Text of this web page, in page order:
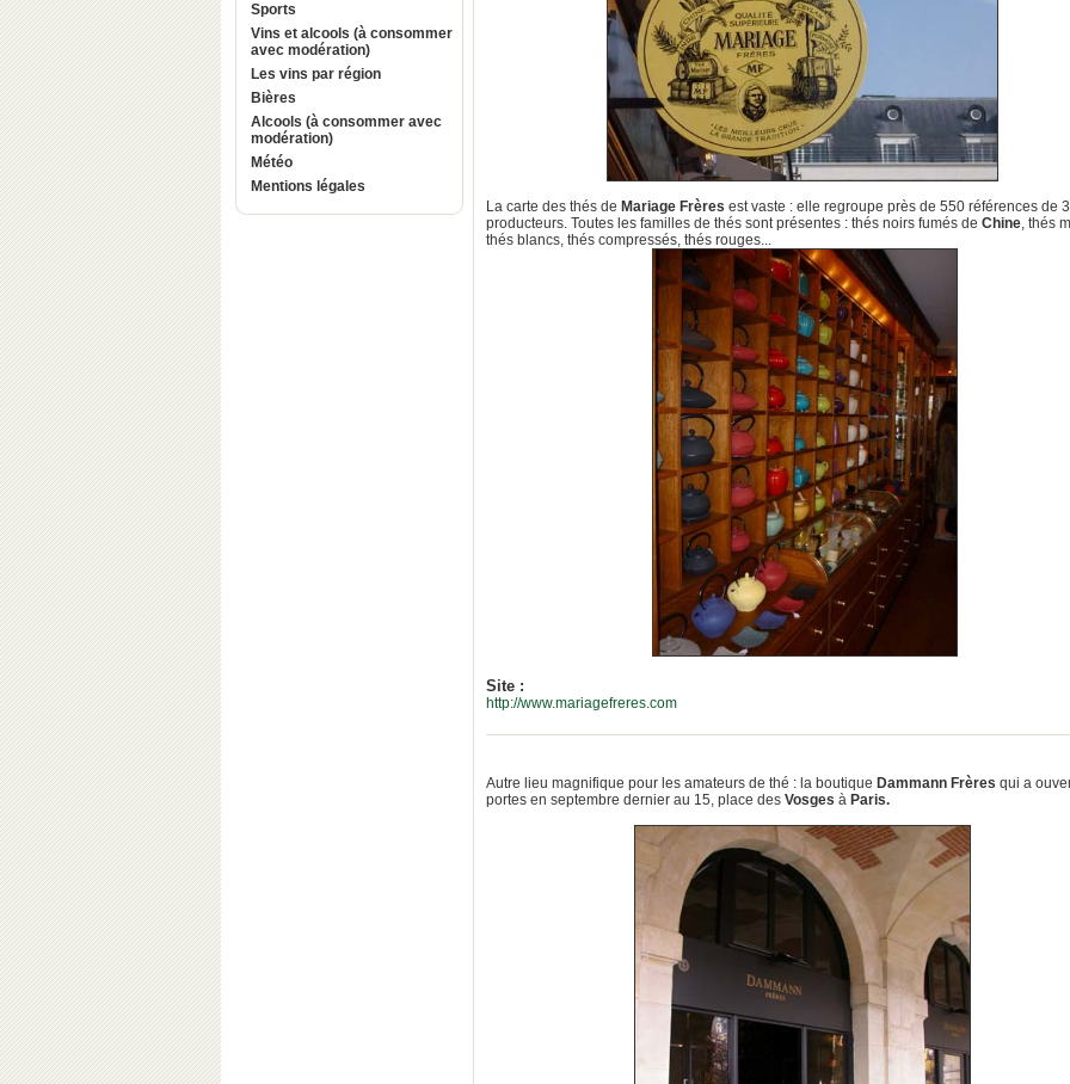
Sports
Vins et alcools (à consommer
avec modération)
Les vins par région
Bières
Alcools (à consommer avec
modération)
Météo
Mentions légales
La carte des thés de Mariage Frères est vaste : elle regroupe près de 550 références de
producteurs. Toutes les familles de thés sont présentes : thés noirs fumés de Chine, thés
thés blancs, thés compressés, thés rouges...
Site :
http://www.mariagefreres.com
Autre lieu magnifique pour les amateurs de thé : la boutique Dammann Frères qui a
portes en septembre dernier au 15, place des Vosges à Paris.